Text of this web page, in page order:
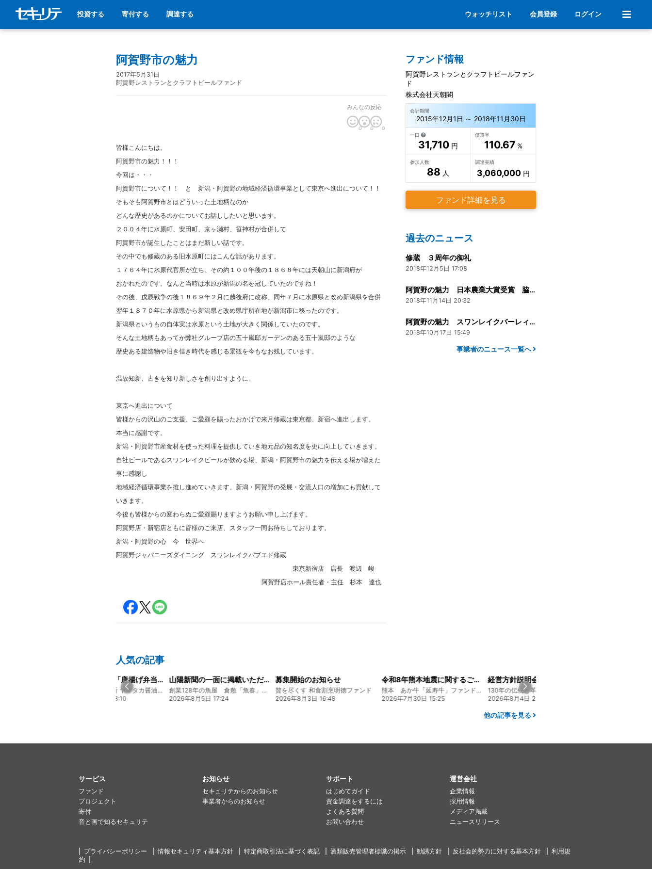
投資する 寄付する 調達する ウォッチリスト 会員登録 ログイン
阿賀野市の魅力
2017年5月31日
阿賀野レストランとクラフトビールファンド
みんなの反応
0 0 0
皆様こんにちは。
阿賀野市の魅力！！！
今回は・・・
阿賀野市について！！ と 新潟・阿賀野の地域経済循環事業として東京へ進出について！！
そもそも阿賀野市とはどういった土地柄なのか
どんな歴史があるのかについてお話ししたいと思います。
２００４年に水原町、安田町、京ヶ瀬村、笹神村が合併して
阿賀野市が誕生したことはまだ新しい話です。
その中でも修蔵のある旧水原町にはこんな話があります。
１７６４年に水原代官所が立ち、その約１００年後の１８６８年には天朝山に新潟府が
おかれたのです。なんと当時は水原が新潟の名を冠していたのですね！
その後、戊辰戦争の後１８６９年２月に越後府に改称、同年７月に水原県と改め新潟県を合併
翌年１８７０年に水原県から新潟県と改め県庁所在地が新潟市に移ったのです。
新潟県というもの自体実は水原という土地が大きく関係していたのです。
そんな土地柄もあってか弊社グループ店の五十嵐邸ガーデンのある五十嵐邸のような
歴史ある建造物や旧き佳き時代を感じる景観を今もなお残しています。
温故知新、古きを知り新しさを創り出すように。
東京へ進出について
皆様からの沢山のご支援、ご愛顧を賜ったおかげで来月修蔵は東京都、新宿へ進出します。
本当に感謝です。
新潟・阿賀野市産食材を使った料理を提供していき地元品の知名度を更に向上していきます。
自社ビールであるスワンレイクビールが飲める場、新潟・阿賀野市の魅力を伝える場が増えた
事に感謝し
地域経済循環事業を推し進めていきます。新潟・阿賀野の発展・交流人口の増加にも貢献して
いきます。
今後も皆様からの変わらぬご愛顧賜りますようお願い申し上げます。
阿賀野店・新宿店ともに皆様のご来店、スタッフ一同お待ちしております。
新潟・阿賀野の心 今 世界へ
阿賀野ジャパニーズダイニング スワンレイクパブエド修蔵
東京新宿店 店長 渡辺 峻
阿賀野店ホール責任者・主任 杉本 達也
ファンド情報
阿賀野レストランとクラフトビールファン
ド
株式会社天朝閣
会計期間
2015年12月1日 ～ 2018年11月30日
一口
31,710 円
償還率
110.67 %
参加人数
88 人
調達実績
3,060,000円
ファンド詳細を見る
過去のニュース
修蔵 ３周年の御礼
2018年12月5日 17:08
阿賀野の魅力 日本農業大賞受賞 脇坂園芸
2018年11月14日 20:32
阿賀野の魅力 スワンレイクバーレィカスク
2018年10月17日 15:49
事業者のニュース一覧へ
人気の記事
大人気メニュー「唐揚げ弁当」のレシピをご紹介します！
130年の伝統と革新 ヤマタカ醤油ファンド
2026年7月22日 08:10
山陽新聞の一面に掲載いただきました！
創業128年の魚屋 倉敷「魚春」ファンド
2026年8月5日 17:24
募集開始のお知らせ
贅を尽くす 和食割烹明徳ファンド
2026年8月3日 16:48
令和8年熊本地震に関するご報告
熊本 あか牛「延寿牛」ファンド2026
2026年7月30日 15:25
2026年8月4日 20:00
他の記事を見る
サービス
ファンド
プロジェクト
寄付
音と画で知るセキュリテ
お知らせ
セキュリテからのお知らせ
事業者からのお知らせ
サポート
はじめてガイド
資金調達をするには
よくある質問
お問い合わせ
運営会社
企業情報
採用情報
メディア掲載
ニュースリリース
プライバシーポリシー 情報セキュリティ基本方針 特定商取引法に基づく表記 酒類販売管理者標識の掲示 勧誘方針 反社会的勢力に対する基本方針
利用規
約